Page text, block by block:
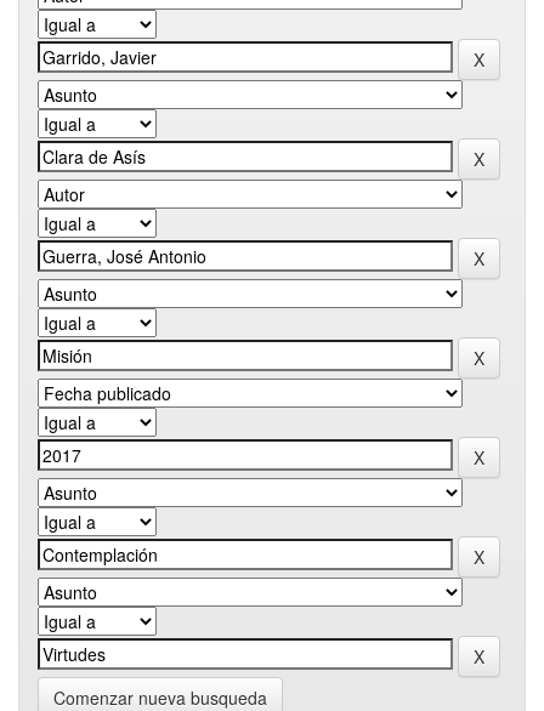
Comenzar nueva busqueda